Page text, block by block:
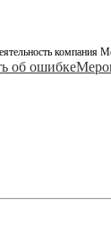
компания
об ошибке